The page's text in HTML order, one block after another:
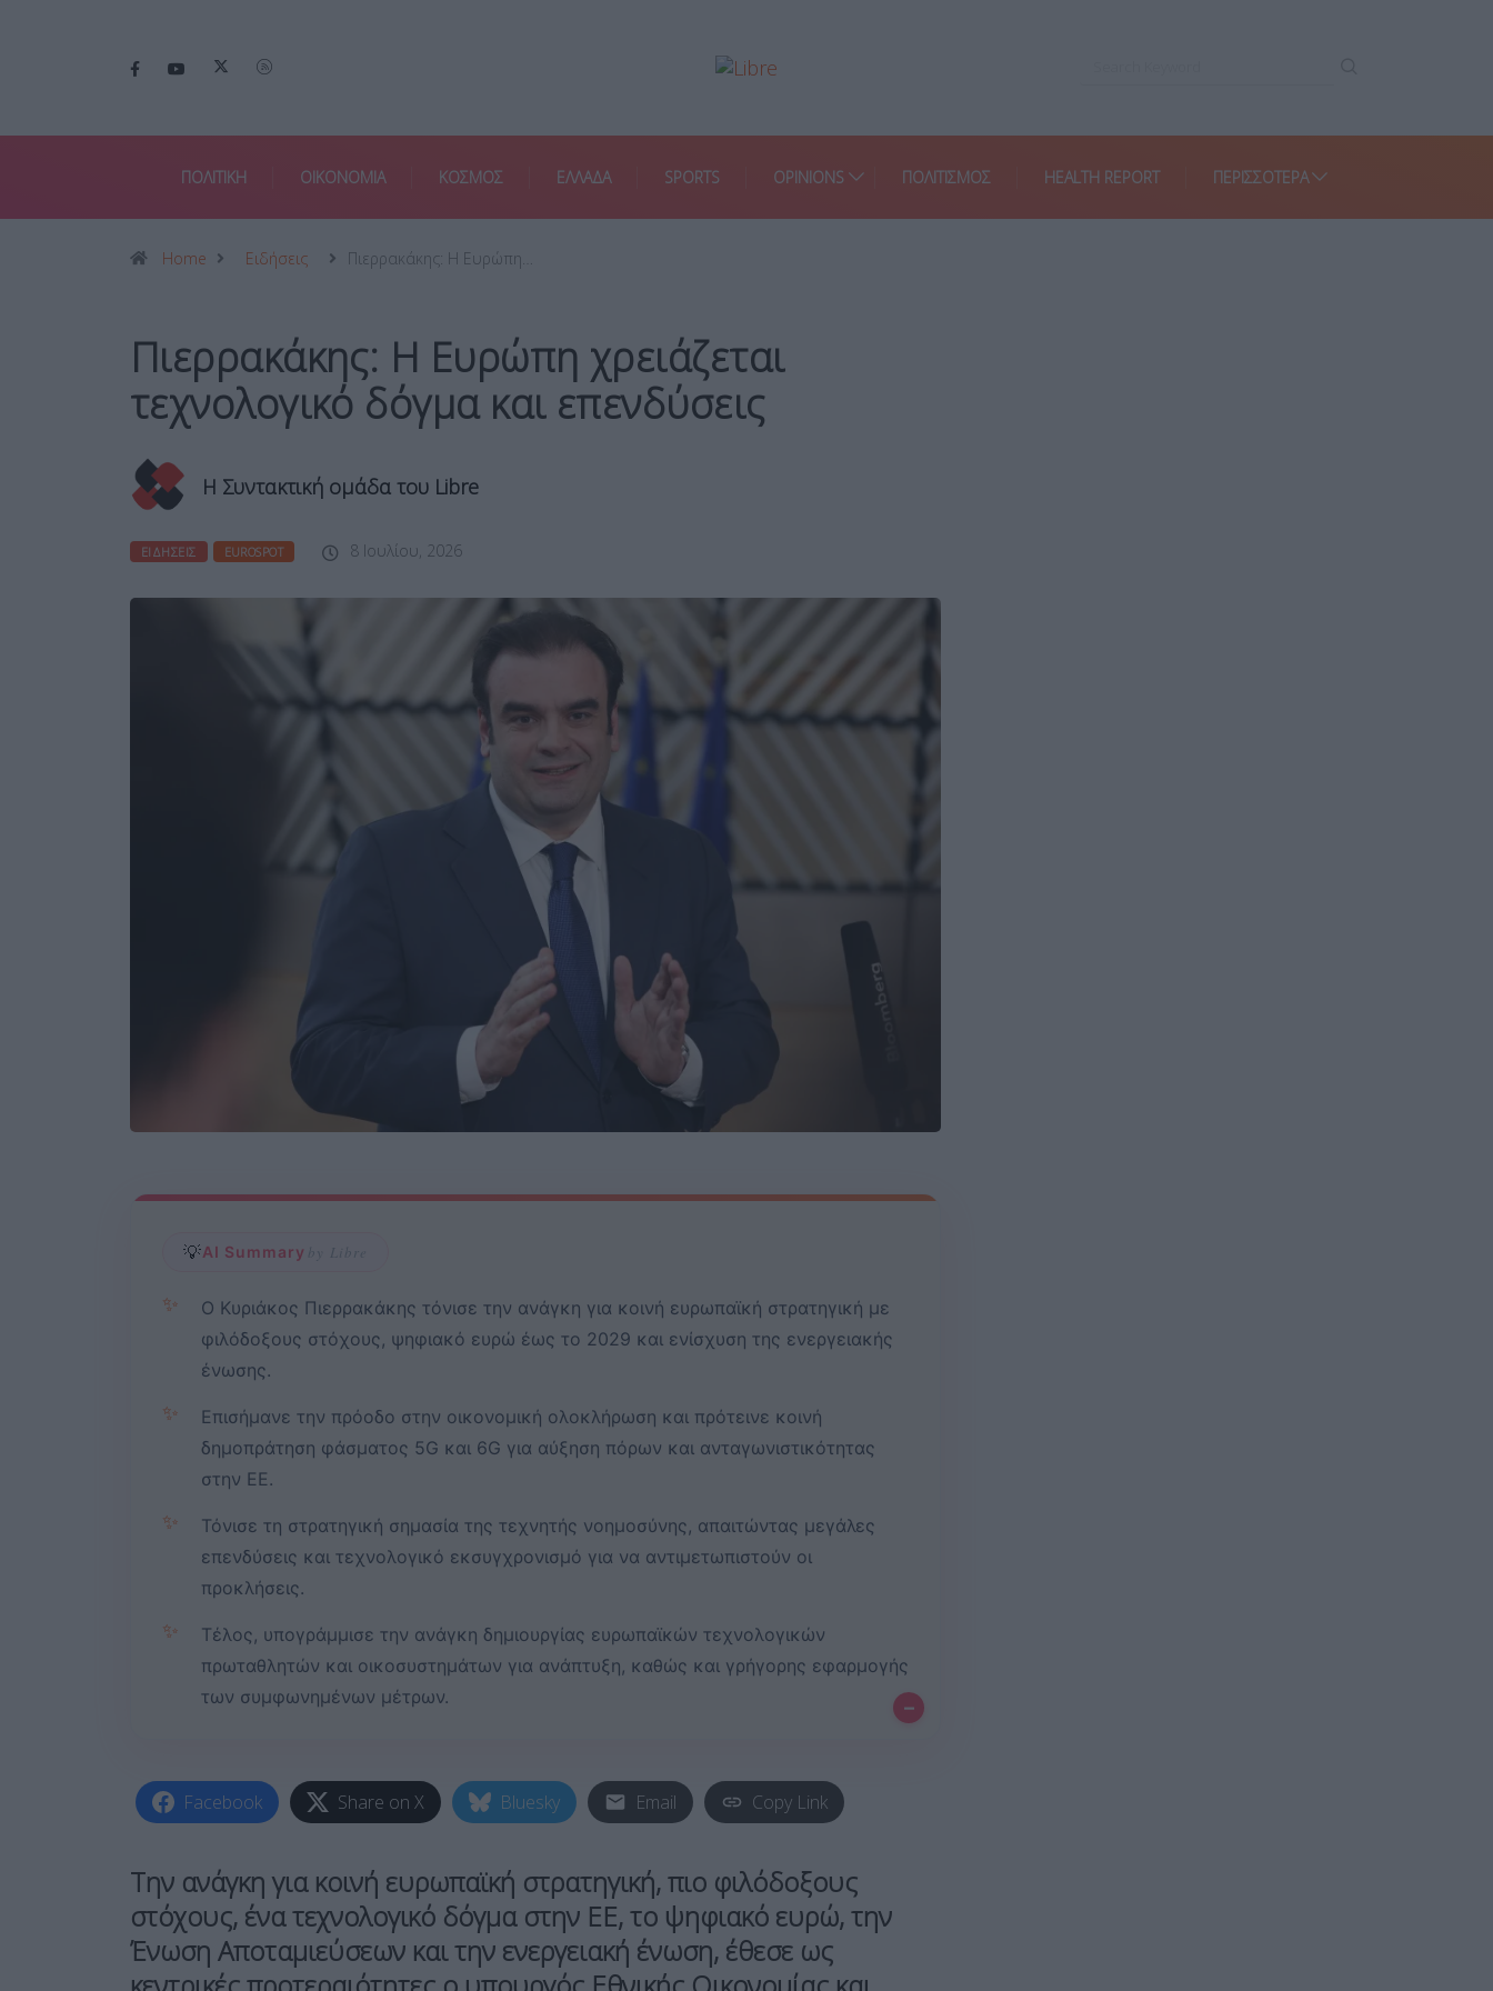
ΠΟΛΙΤΙΚΗ ΟΙΚΟΝΟΜΙΑ ΚΟΣΜΟΣ ΕΛΛΑΔΑ SPORTS OPINIONS ΠΟΛΙΤΙΣΜΟΣ HEALTH REPORT ΠΕΡΙΣΣΌΤΕΡΑ
Home Ειδήσεις Πιερρακάκης: Η Ευρώπη…
Πιερρακάκης: Η Ευρώπη χρειάζεται
τεχνολογικό δόγμα και επενδύσεις
Η Συντακτική ομάδα του Libre
ΕΙΔΉΣΕΙΣ EUROSPOT 8 Ιουλίου, 2026
💡AI Summary by Libre
✨
Ο Κυριάκος Πιερρακάκης τόνισε την ανάγκη για κοινή ευρωπαϊκή στρατηγική με
φιλόδοξους στόχους, ψηφιακό ευρώ έως το 2029 και ενίσχυση της ενεργειακής
ένωσης.
✨
Επισήμανε την πρόοδο στην οικονομική ολοκλήρωση και πρότεινε κοινή
δημοπράτηση φάσματος 5G και 6G για αύξηση πόρων και ανταγωνιστικότητας
στην ΕΕ.
✨
Τόνισε τη στρατηγική σημασία της τεχνητής νοημοσύνης, απαιτώντας μεγάλες
επενδύσεις και τεχνολογικό εκσυγχρονισμό για να αντιμετωπιστούν οι
προκλήσεις.
✨
Τέλος, υπογράμμισε την ανάγκη δημιουργίας ευρωπαϊκών τεχνολογικών
πρωταθλητών και οικοσυστημάτων για ανάπτυξη, καθώς και γρήγορης εφαρμογής
των συμφωνημένων μέτρων.
–
Facebook Share on X Bluesky Email Copy Link
Την ανάγκη για κοινή ευρωπαϊκή στρατηγική, πιο φιλόδοξους
στόχους, ένα τεχνολογικό δόγμα στην ΕΕ, το ψηφιακό ευρώ, την
Ένωση Αποταμιεύσεων και την ενεργειακή ένωση, έθεσε ως